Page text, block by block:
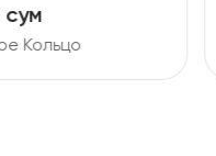
8 783 000 сум
Бриллиантовое Кольцо